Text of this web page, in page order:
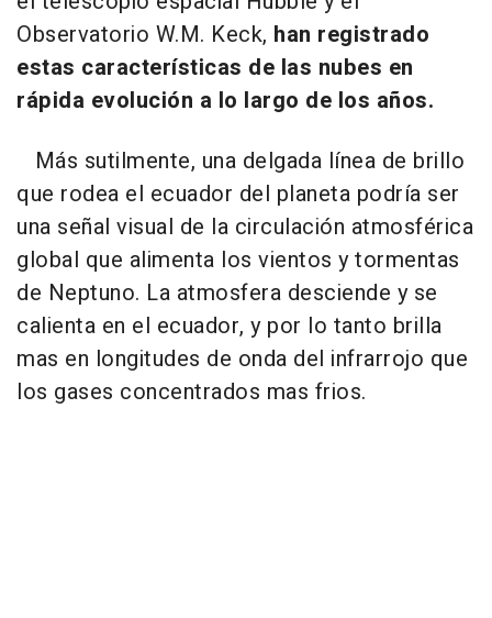
Observatorio W.M. Keck, han registrado
estas características de las nubes en
rápida evolución a lo largo de los años.
Más sutilmente, una delgada línea de brillo
que rodea el ecuador del planeta podría ser
una señal visual de la circulación atmosférica
global que alimenta los vientos y tormentas
de Neptuno. La atmosfera desciende y se
calienta en el ecuador, y por lo tanto brilla
mas en longitudes de onda del infrarrojo que
los gases concentrados mas frios.